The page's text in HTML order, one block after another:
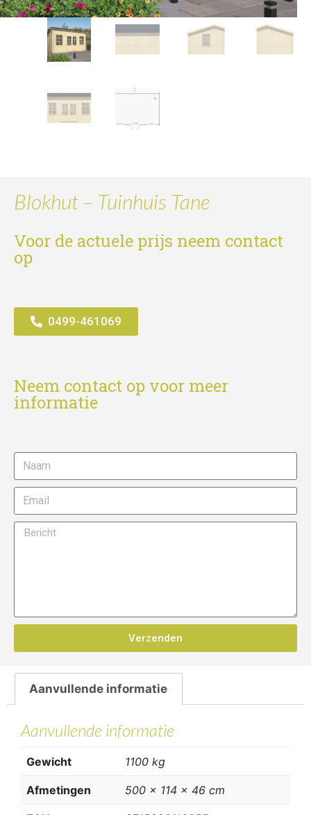
Blokhut – Tuinhuis Tane
Voor de actuele prijs neem contact
op
0499-461069
Neem contact op voor meer
informatie
Verzenden
Aanvullende informatie
Aanvullende informatie
Gewicht 1100 kg
Afmetingen 500 × 114 × 46 cm